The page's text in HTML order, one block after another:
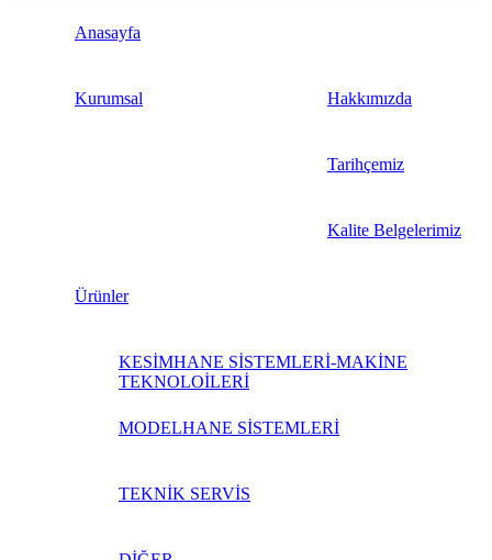
Anasayfa
Kurumsal Hakkımızda
Tarihçemiz
Kalite Belgelerimiz
Ürünler
KESİMHANE SİSTEMLERİ-MAKİNE
TEKNOLOİLERİ
MODELHANE SİSTEMLERİ
TEKNİK SERVİS